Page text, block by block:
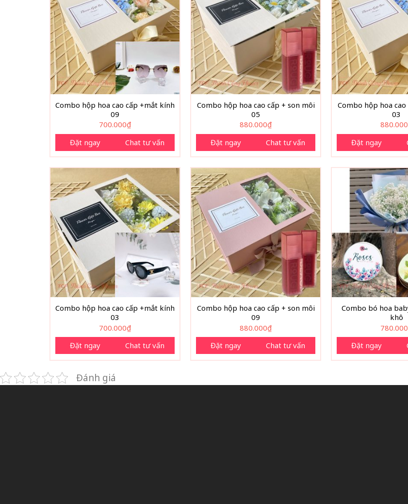
Combo hộp hoa cao cấp +mắt kính
09
700.000₫
Đặt ngay
Chat tư vấn
Combo hộp hoa cao cấp + son môi
05
880.000₫
Đặt ngay
Chat tư vấn
Combo hộp hoa
03
880.000
Đặt ngay
Combo hộp hoa cao cấp +mắt kính
03
700.000₫
Đặt ngay
Chat tư vấn
Combo hộp hoa cao cấp + son môi
09
880.000₫
Đặt ngay
Chat tư vấn
Combo bó hoa
khô
780.000
Đặt ngay
Đánh giá